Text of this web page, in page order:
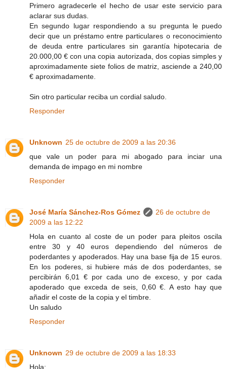
Primero agradecerle el hecho de usar este servicio para
aclarar sus dudas.
En segundo lugar respondiendo a su pregunta le puedo
decir que un préstamo entre particulares o reconocimiento
de deuda entre particulares sin garantía hipotecaria de
20.000,00 € con una copia autorizada, dos copias simples y
aproximadamente siete folios de matriz, asciende a 240,00
€ aproximadamente.
Sin otro particular reciba un cordial saludo.
Responder
Unknown 25 de octubre de 2009 a las 20:36
que vale un poder para mi abogado para inciar una
demanda de impago en mi nombre
Responder
José María Sánchez-Ros Gómez
26 de octubre de
2009 a las 12:22
Hola en cuanto al coste de un poder para pleitos oscila
entre 30 y 40 euros dependiendo del números de
poderdantes y apoderados. Hay una base fija de 15 euros.
En los poderes, si hubiere más de dos poderdantes, se
percibirán 6,01 € por cada uno de exceso, y por cada
apoderado que exceda de seis, 0,60 €. A esto hay que
añadir el coste de la copia y el timbre.
Un saludo
Responder
Unknown 29 de octubre de 2009 a las 18:33
Hola: